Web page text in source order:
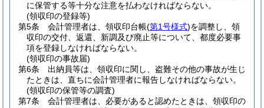
に保管する等十分な注意を払わなければならない。
(領収印の登録等)
第5条
会計管理者は、領収印台帳(第1号様式)を調整し、領
収印の交付、返還、新調及び廃止等について、都度必要事
項を登録しなければならない。
(領収印の事故届)
第6条
出納員等は、領収印に関し、盗難その他の事故が生じ
たときは、直ちに会計管理者に報告しなければならない。
(領収印の保管等の調査)
第7条
会計管理者は、必要があると認めたときは、領収印の